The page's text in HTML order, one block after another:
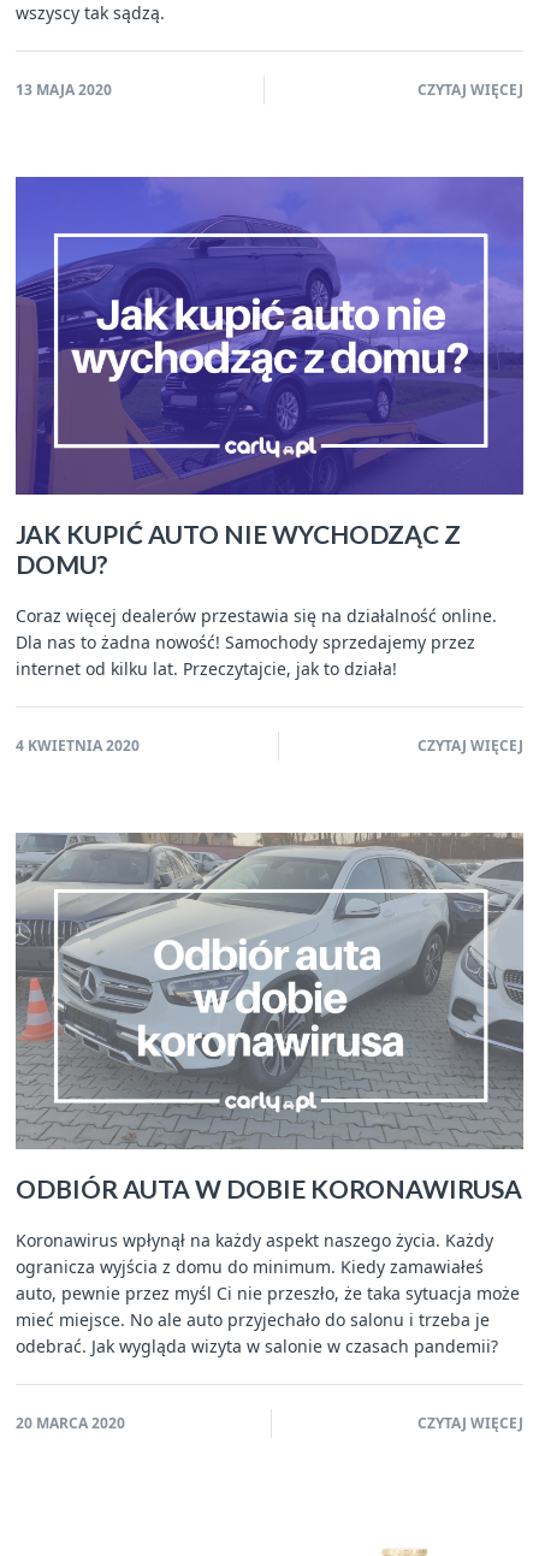
wszyscy tak sądzą.
13 MAJA 2020 CZYTAJ WIĘCEJ
JAK KUPIĆ AUTO NIE WYCHODZĄC Z
DOMU?
Coraz więcej dealerów przestawia się na działalność online.
Dla nas to żadna nowość! Samochody sprzedajemy przez
internet od kilku lat. Przeczytajcie, jak to działa!
4 KWIETNIA 2020 CZYTAJ WIĘCEJ
ODBIÓR AUTA W DOBIE KORONAWIRUSA
Koronawirus wpłynął na każdy aspekt naszego życia. Każdy
ogranicza wyjścia z domu do minimum. Kiedy zamawiałeś
auto, pewnie przez myśl Ci nie przeszło, że taka sytuacja może
mieć miejsce. No ale auto przyjechało do salonu i trzeba je
odebrać. Jak wygląda wizyta w salonie w czasach pandemii?
20 MARCA 2020 CZYTAJ WIĘCEJ